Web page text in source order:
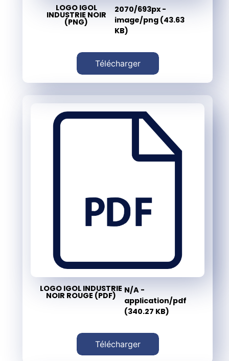
LOGO IGOL
INDUSTRIE NOIR
(PNG)
2070/693px -
image/png (43.63
KB)
Télécharger
LOGO IGOL INDUSTRIE
NOIR ROUGE (PDF)
N/A -
application/pdf
(340.27 KB)
Télécharger